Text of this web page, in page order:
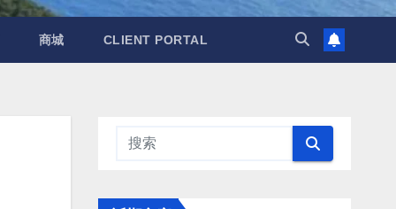
商城 CLIENT PORTAL